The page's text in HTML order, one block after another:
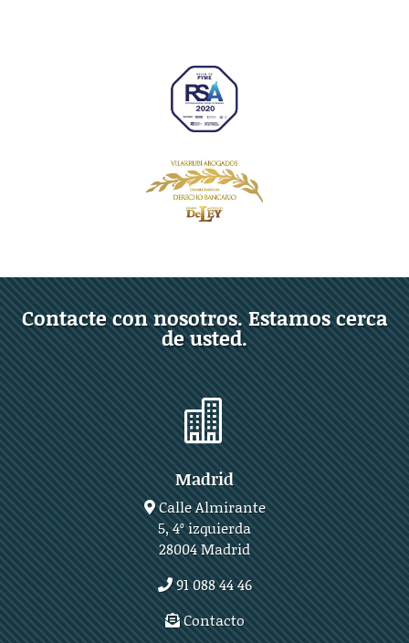
Contacte con nosotros. Estamos cerca
de usted.

Madrid
Calle Almirante
5, 4º izquierda
28004 Madrid
91 088 44 46
Contacto